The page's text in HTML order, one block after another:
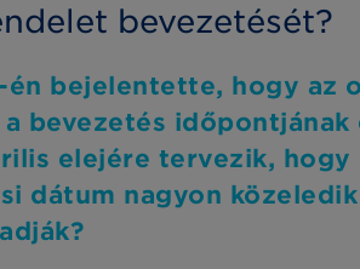
bevezetését?
bejelentette, hogy az
bevezetés
elejére tervezik,
dátum nagyon